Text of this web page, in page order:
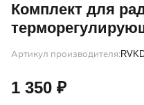
Комплект для
Артикул производителя:
1 350 ₽